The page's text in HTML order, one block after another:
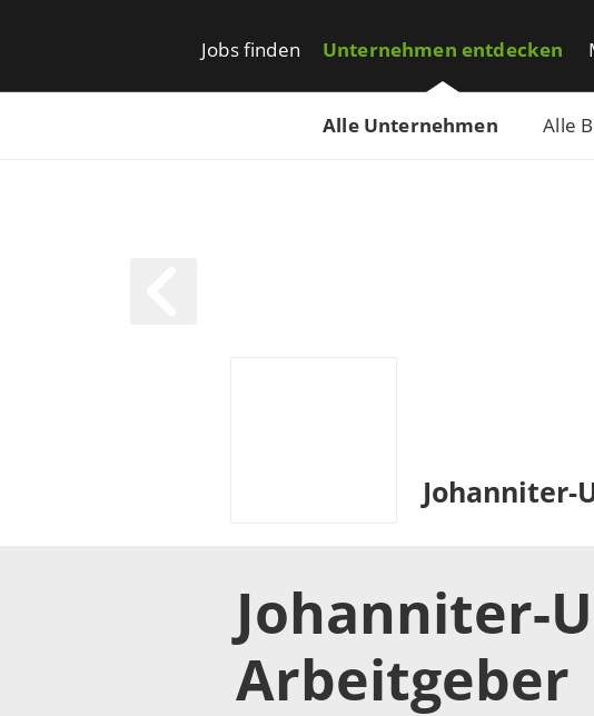
Jobs finden Unternehmen entdecken
Alle Unternehmen Alle
Johanniter-
Johanniter-
Arbeitgeber